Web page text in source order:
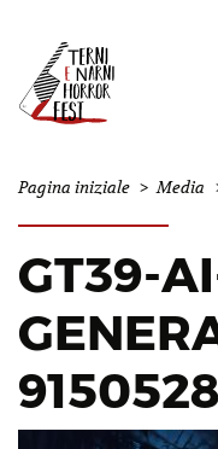
Pagina iniziale > Media
GT39-